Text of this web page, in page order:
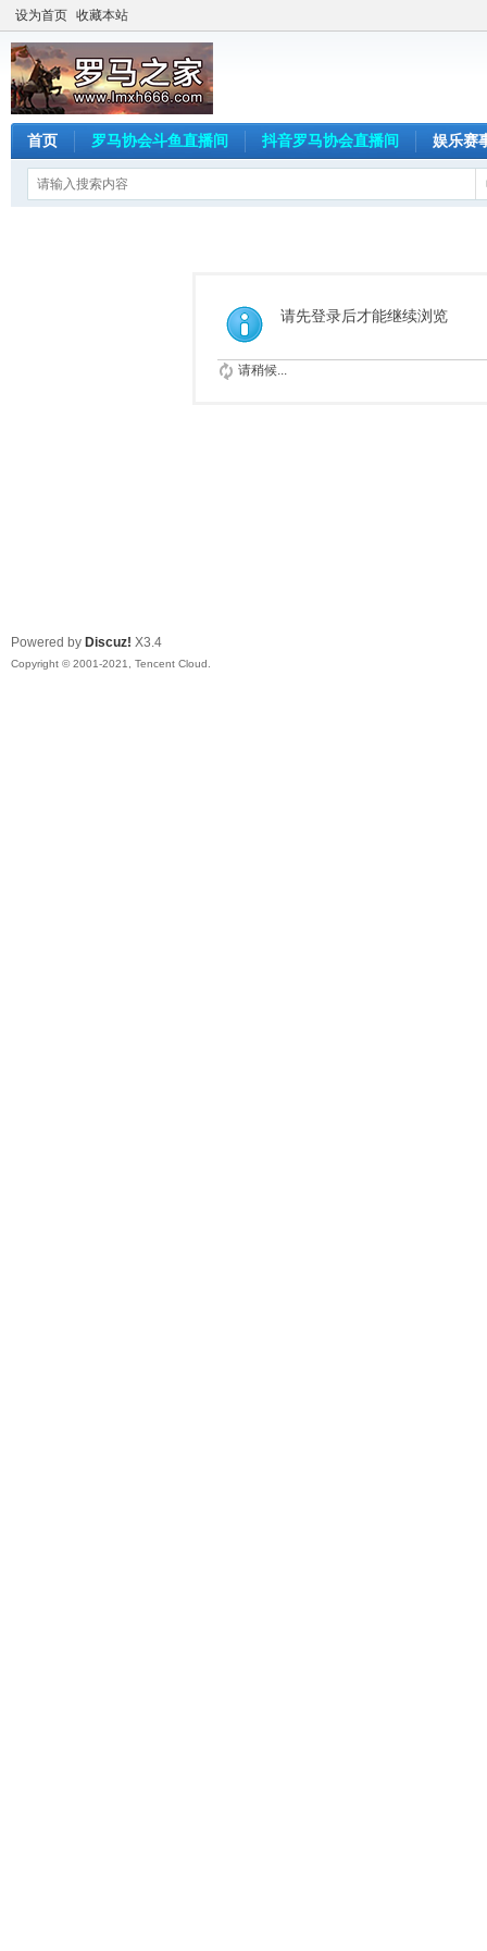
设为首页 收藏本站
首页 罗马协会斗鱼直播间 抖音罗马协会直播间 娱乐赛
请先登录后才能继续浏览
请稍候...
Powered by Discuz! X3.4
Copyright © 2001-2021, Tencent Cloud.